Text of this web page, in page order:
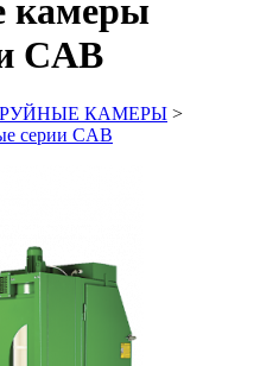
камеры
CAB
КАМЕРЫ >
серии CAB